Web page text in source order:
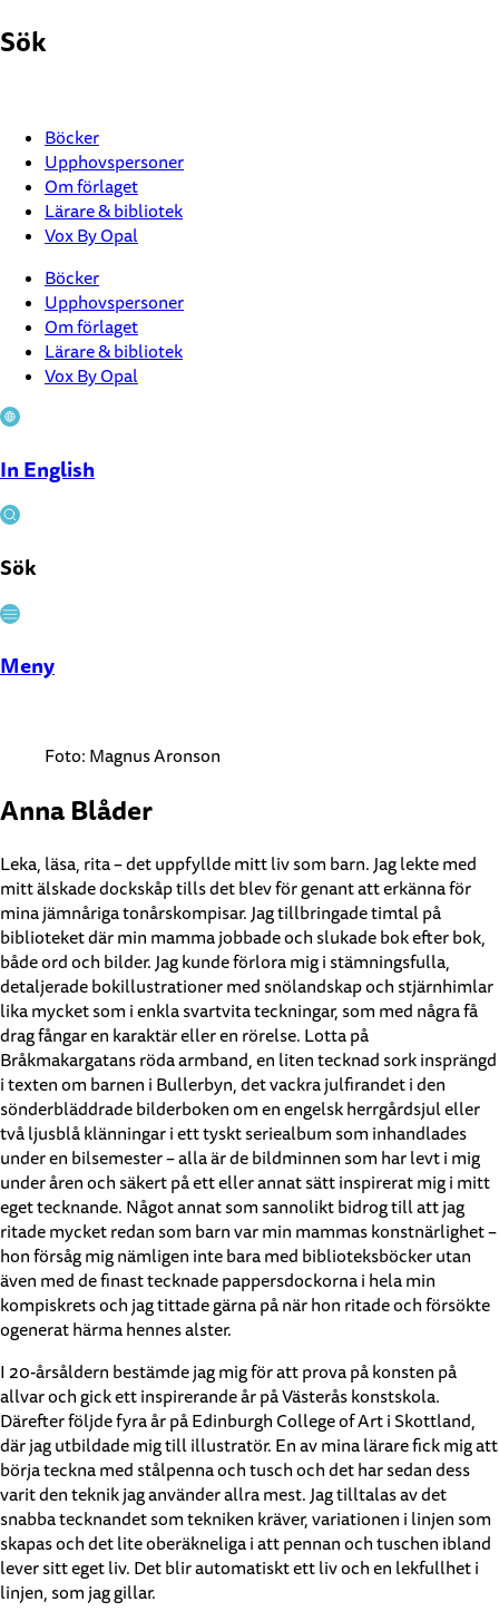
till
Sök
Böcker
Upphovspersoner
Om förlaget
Lärare & bibliotek
Vox By Opal
Böcker
Upphovspersoner
Om förlaget
Lärare & bibliotek
Vox By Opal
In English
Sök
Stäng
Meny
Foto: Magnus Aronson
Anna Blåder
Leka, läsa, rita – det uppfyllde mitt liv som barn. Jag lekte med
mitt älskade dockskåp tills det blev för genant att erkänna för
mina jämnåriga tonårskompisar. Jag tillbringade timtal på
biblioteket där min mamma jobbade och slukade bok efter bok,
både ord och bilder. Jag kunde förlora mig i stämningsfulla,
detaljerade bokillustrationer med snölandskap och stjärnhimlar
lika mycket som i enkla svartvita teckningar, som med några få
drag fångar en karaktär eller en rörelse. Lotta på
Bråkmakargatans röda armband, en liten tecknad sork insprängd
i texten om barnen i Bullerbyn, det vackra julfirandet i den
sönderbläddrade bilderboken om en engelsk herrgårdsjul eller
två ljusblå klänningar i ett tyskt seriealbum som inhandlades
under en bilsemester – alla är de bildminnen som har levt i mig
under åren och säkert på ett eller annat sätt inspirerat mig i mitt
eget tecknande. Något annat som sannolikt bidrog till att jag
ritade mycket redan som barn var min mammas konstnärlighet –
hon försåg mig nämligen inte bara med biblioteksböcker utan
även med de finast tecknade pappersdockorna i hela min
kompiskrets och jag tittade gärna på när hon ritade och försökte
ogenerat härma hennes alster.
I 20-årsåldern bestämde jag mig för att prova på konsten på
allvar och gick ett inspirerande år på Västerås konstskola.
Därefter följde fyra år på Edinburgh College of Art i Skottland,
där jag utbildade mig till illustratör. En av mina lärare fick mig att
börja teckna med stålpenna och tusch och det har sedan dess
varit den teknik jag använder allra mest. Jag tilltalas av det
snabba tecknandet som tekniken kräver, variationen i linjen som
skapas och det lite oberäkneliga i att pennan och tuschen ibland
lever sitt eget liv. Det blir automatiskt ett liv och en lekfullhet i
linjen, som jag gillar.